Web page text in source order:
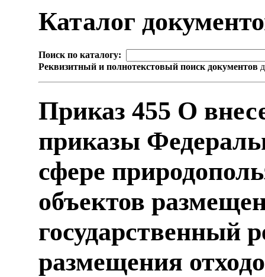
Каталог
Поиск по каталогу:
Реквизитный и полнотекстовый поиск документов
Приказ 455 О
приказы
сфере
объектов
государственный
размещения